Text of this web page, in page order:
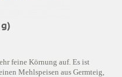
feine Körnung auf. Es ist
Mehlspeisen aus Germteig,